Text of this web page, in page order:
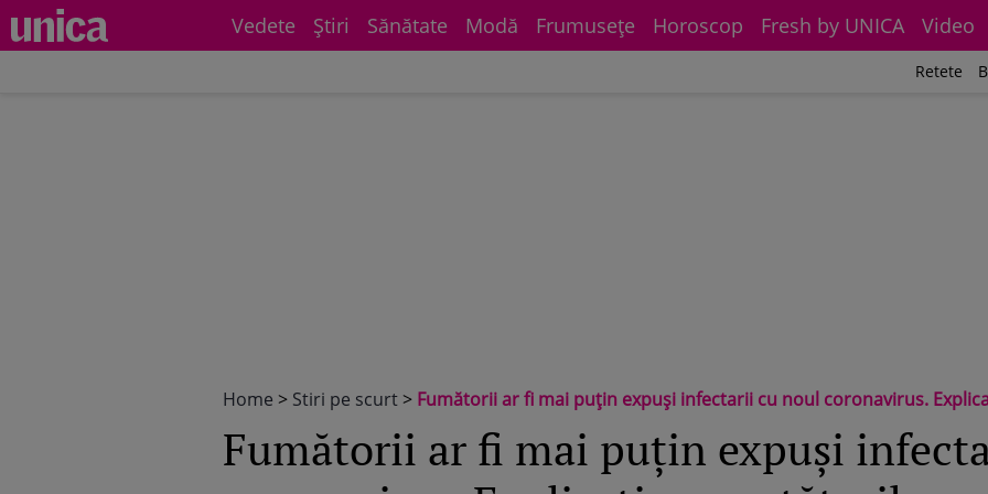
Vedete Știri Sănătate Modă Frumuseţe Horoscop Fresh by UNICA Video
Retete
Home > Stiri pe scurt > Fumătorii ar fi mai puțin expuși infectarii cu noul coronavirus.
Fumătorii ar fi mai puțin expuși